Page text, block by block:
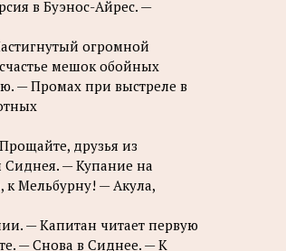
в Буэнос-Айрес. —
огромной
мешок обойных
— Промах при выстреле в
друзья из
— Купание на
Мельбурну! — Акула,
— Капитан читает первую
— Снова в Сиднее. — К